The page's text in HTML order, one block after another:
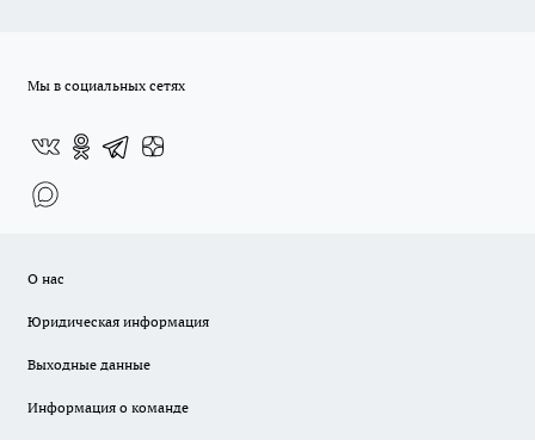
Мы в социальных сетях
О нас
Юридическая информация
Выходные данные
Информация о команде